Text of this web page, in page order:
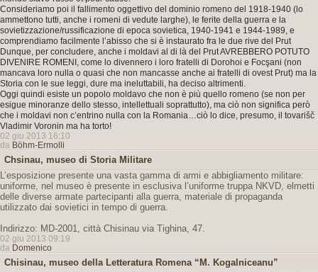
Consideriamo poi il fallimento oggettivo del dominio romeno del 1918-1940 (lo
ammettono tutti, anche i romeni di vedute larghe), le ferite della guerra e la
sovietizzazione/russificazione di epoca sovietica, 1940-1941 e 1944-1989, e
comprendiamo facilmente l’abisso che si è instaurato fra le due rive del Prut
Dunque, per concludere, anche i moldavi al di là del Prut AVREBBERO POTUTO
DIVENIRE ROMENI, come lo divennero i loro fratelli di Dorohoi e Focşani (non
mancava loro nulla o quasi che non mancasse anche ai fratelli di ovest Prut) ma la
Storia con le sue leggi, dure ma ineluttabili, ha deciso altrimenti.
Oggi quindi esiste un popolo moldavo che non è più quello romeno (se non per
esigue minoranze dello stesso, intellettuali soprattutto), ma ciò non significa però
che i moldavi non c’entrino nulla con la Romania…ciò lo dice, presumo, il tovarišč
Vladimir Voronin ma ha torto!
02 giu 2013 16:10
da Böhm-Ermolli
Chsinau, museo di Storia Militare
L’esposizione presente una vasta gamma di armi e abbigliamento militare:
uniforme, nel museo è presente in esclusiva l’uniforme truppa NKVD, elmetti
delle diverse armate partecipanti alla guerra, materiale di propaganda
utilizzato dai sovietici in tempo di guerra.
Indirizzo: MD-2001, città Chisinau via Tighina, 47.
02 giu 2013 09:19
da Domenico
Chisinau, museo della Letteratura Romena “M. Kogalniceanu”